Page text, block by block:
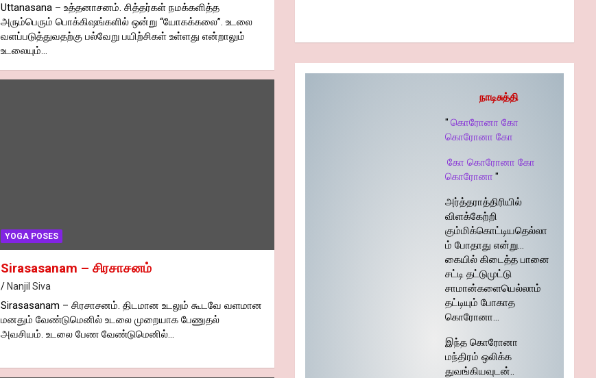
Uttanasana – உத்தனாசனம். சித்தர்கள் நமக்களித்த
அரும்பெரும் பொக்கிஷங்களில் ஒன்று “யோகக்கலை”. உடலை
வளப்படுத்துவதற்கு பல்வேறு பயிற்சிகள் உள்ளது என்றாலும்
உடலையும்…
YOGA POSES
Sirasasanam – சிரசாசனம்
Nanjil Siva
Sirasasanam – சிரசாசனம். திடமான உடலும் கூடவே வளமான
மனதும் வேண்டுமெனில் உடலை முறையாக பேணுதல்
அவசியம். உடலை பேண வேண்டுமெனில்…
நாடிசுத்தி
" கொரோனா கோ
கொரோனா கோ
கோ கொரோனா கோ
கொரோனா "
அர்த்தராத்திரியில்
விளக்கேற்றி
கும்மிக்கொட்டியதெல்லா
ம் போதாது என்று…
கையில் கிடைத்த பானை
சட்டி தட்டுமுட்டு
சாமான்களையெல்லாம்
தட்டியும் போகாத
கொரோனா…
இந்த கொரோனா
மந்திரம் ஒலிக்க
துவங்கியவுடன்..